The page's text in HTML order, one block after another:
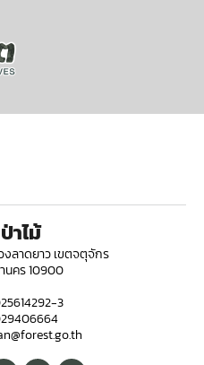
าไม้
งลาดยาว เขตจตุจักร
นคร 10900
3